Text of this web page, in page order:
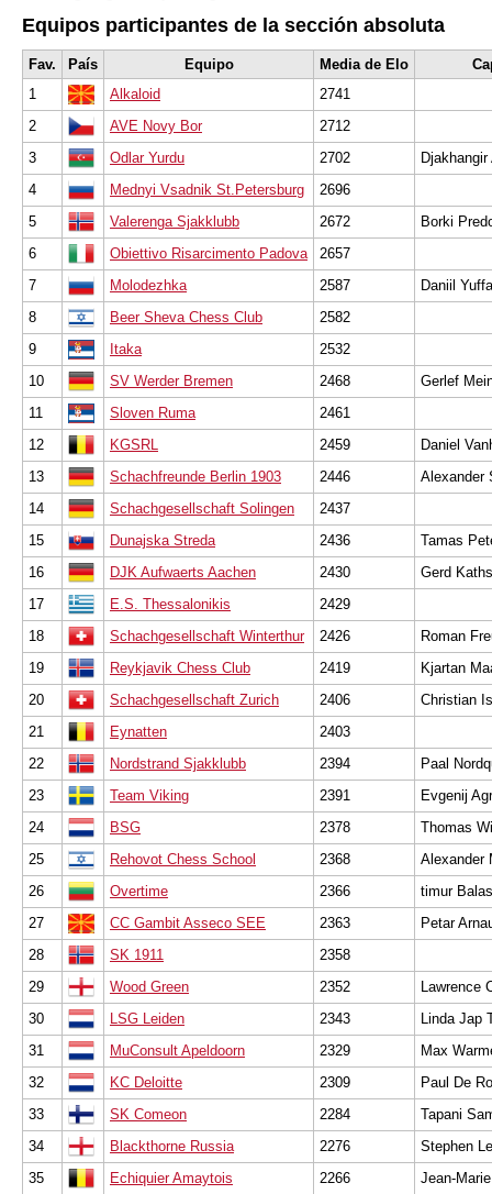
Equipos participantes de la sección absoluta
Fav. País Equipo Media de Elo
1
Alkaloid
2741
2
AVE Novy Bor
2712
3
Odlar Yurdu 2702
4
Mednyi Vsadnik St.Petersburg
2696
5
Valerenga Sjakklubb 2672
Borki
6
Obiettivo Risarcimento Padova
2657
7
Molodezhka 2587
Daniil Yuffa
8
Beer Sheva Chess Club
2582
9
Itaka
2532
10
SV Werder Bremen 2468
Gerlef
11
Sloven Ruma
2461
12
KGSRL 2459
Daniel
13
Schachfreunde Berlin 1903 2446
Alexander
14
Schachgesellschaft Solingen
2437
15
Dunajska Streda 2436
Tamas
16
DJK Aufwaerts Aachen 2430
Gerd
17
E.S. Thessalonikis
2429
18
Schachgesellschaft Winterthur 2426
Roman
19
Reykjavik Chess Club 2419
Kjartan
20
Schachgesellschaft Zurich 2406
Christian
21
Eynatten
2403
22
Nordstrand Sjakklubb 2394
Paal
23
Team Viking 2391
Evgenij
24
BSG 2378
Thomas
25
Rehovot Chess School 2368
Alexander
26
Overtime 2366
timur
27
CC Gambit Asseco SEE 2363
Petar
28
SK 1911
2358
29
Wood Green 2352
Lawrence
30
LSG Leiden 2343
Linda Jap
31
MuConsult Apeldoorn 2329
Max
32
KC Deloitte 2309
Paul De
33
SK Comeon 2284
Tapani
34
Blackthorne Russia 2276
Stephen
35
Echiquier Amaytois 2266 Jean-